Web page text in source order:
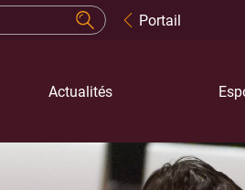
Portail
Actualités